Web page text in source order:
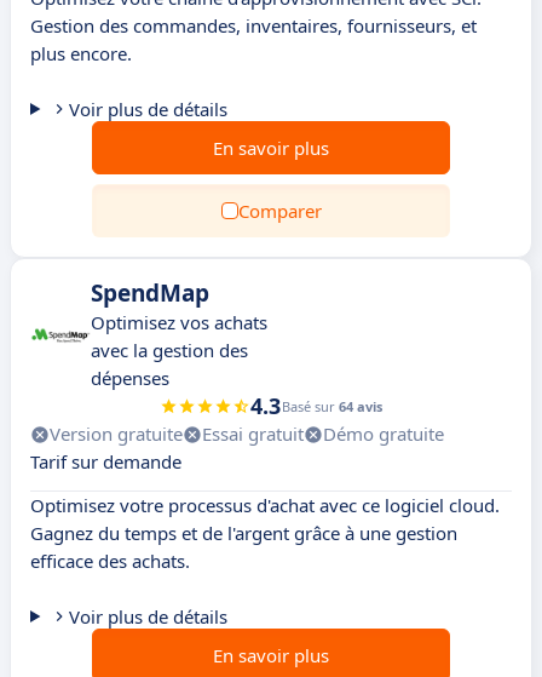
Gestion des commandes, inventaires, fournisseurs, et
plus encore.
Voir plus de détails
En savoir plus
Comparer
SpendMap
Optimisez vos achats
avec la gestion des
dépenses
4.3Basé sur 64 avis
Version gratuite Essai gratuit
Démo gratuite
Tarif sur demande
Optimisez votre processus d'achat avec ce logiciel cloud.
Gagnez du temps et de l'argent grâce à une gestion
efficace des achats.
Voir plus de détails
En savoir plus